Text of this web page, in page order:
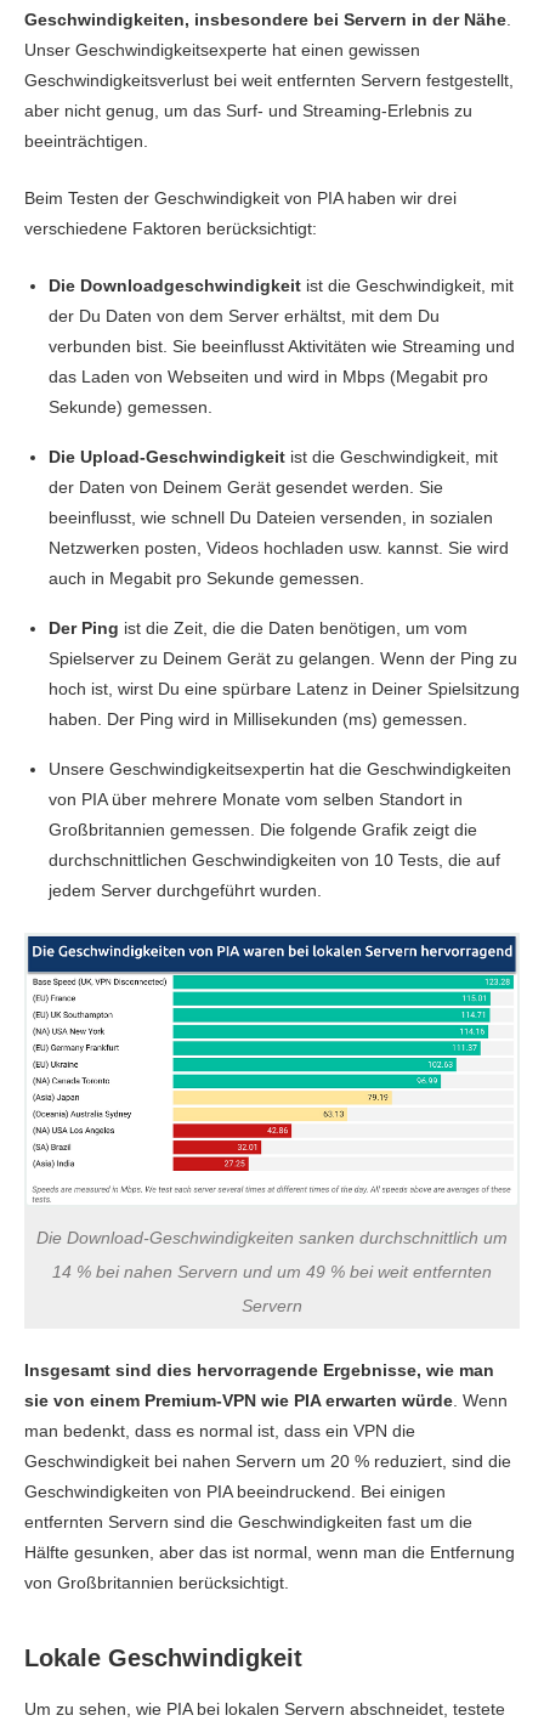
Geschwindigkeiten, insbesondere bei Servern in der Nähe
Unser Geschwindigkeitsexperte hat einen gewissen
Geschwindigkeitsverlust bei weit entfernten Servern festgestellt,
aber nicht genug, um das Surf- und Streaming-Erlebnis zu
beeinträchtigen.
Beim Testen der Geschwindigkeit von PIA haben wir drei
verschiedene Faktoren berücksichtigt:
Die Downloadgeschwindigkeit ist die Geschwindigkeit, mit
der Du Daten von dem Server erhältst, mit dem Du
verbunden bist. Sie beeinflusst Aktivitäten wie Streaming und
das Laden von Webseiten und wird in Mbps (Megabit pro
Sekunde) gemessen.
Die Upload-Geschwindigkeit ist die Geschwindigkeit, mit
der Daten von Deinem Gerät gesendet werden. Sie
beeinflusst, wie schnell Du Dateien versenden, in sozialen
Netzwerken posten, Videos hochladen usw. kannst. Sie wird
auch in Megabit pro Sekunde gemessen.
Der Ping ist die Zeit, die die Daten benötigen, um vom
Spielserver zu Deinem Gerät zu gelangen. Wenn der Ping zu
hoch ist, wirst Du eine spürbare Latenz in Deiner Spielsitzung
haben. Der Ping wird in Millisekunden (ms) gemessen.
Unsere Geschwindigkeitsexpertin hat die Geschwindigkeiten
von PIA über mehrere Monate vom selben Standort in
Großbritannien gemessen. Die folgende Grafik zeigt die
durchschnittlichen Geschwindigkeiten von 10 Tests, die auf
jedem Server durchgeführt wurden.
Die Download-Geschwindigkeiten sanken durchschnittlich um
14 % bei nahen Servern und um 49 % bei weit entfernten
Servern
Insgesamt sind dies hervorragende Ergebnisse, wie man
sie von einem Premium-VPN wie PIA erwarten würde . Wenn
man bedenkt, dass es normal ist, dass ein VPN die
Geschwindigkeit bei nahen Servern um 20 % reduziert, sind die
Geschwindigkeiten von PIA beeindruckend. Bei einigen
entfernten Servern sind die Geschwindigkeiten fast um die
Hälfte gesunken, aber das ist normal, wenn man die Entfernung
von Großbritannien berücksichtigt.
Lokale Geschwindigkeit
Um zu sehen, wie PIA bei lokalen Servern abschneidet, testete